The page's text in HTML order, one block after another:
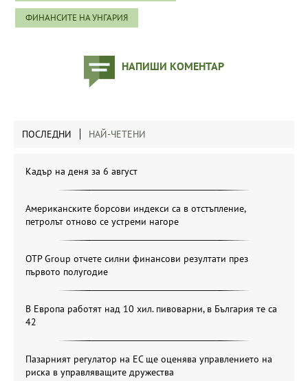
ФИНАНСИТЕ НА УНГАРИЯ
НАПИШИ КОМЕНТАР
ПОСЛЕДНИ НАЙ-ЧЕТЕНИ
Кадър на деня за 6 август
Американските борсови индекси са в отстъпление,
петролът отново се устреми нагоре
OTP Group отчете силни финансови резултати през
първото полугодие
В Европа работят над 10 хил. пивоварни, в България те са
42
Пазарният регулатор на ЕС ще оценява управлението на
риска в управляващите дружества